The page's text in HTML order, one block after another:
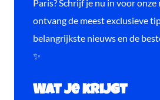
Paris? Schrijf je nu in voor
ontvang de meest exclusieve
belangrijkste nieuws en de
✨
Wat je krijgt